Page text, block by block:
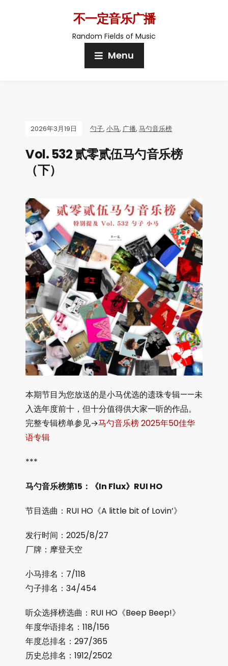
不一定音乐广播
Random Fields of Music
Menu
2026年3月19日 勺子, 小马, 广播, 马勺音乐榜
Vol. 532 贰零贰伍马勺音乐榜
（下）
本期节目为您放送的是小马优选的遗珠专辑——未
入选年度前十，但十分值得供大家一听的作品。
完整专辑榜单参见→马勺音乐榜 2025年50佳华
语专辑
***
马勺音乐榜第15：《In Flux》RUI HO
节目选曲：RUI HO《A little bit of Lovin’》
发行时间：2025/8/27
厂牌：摩登天空
小马排名：7/118
勺子排名：34/454
听众选择榜选曲：RUI HO《Beep Beep!》
年度华语排名：118/156
年度总排名：297/365
历史总排名：1912/2502